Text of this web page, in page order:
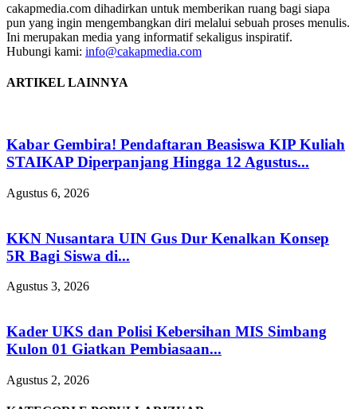
cakapmedia.com dihadirkan untuk memberikan ruang bagi siapa
pun yang ingin mengembangkan diri melalui sebuah proses menulis.
Ini merupakan media yang informatif sekaligus inspiratif.
Hubungi kami: info@cakapmedia.com
ARTIKEL LAINNYA
Kabar Gembira! Pendaftaran Beasiswa KIP Kuliah
STAIKAP Diperpanjang Hingga 12 Agustus...
Agustus 6, 2026
KKN Nusantara UIN Gus Dur Kenalkan Konsep
5R Bagi Siswa di...
Agustus 3, 2026
Kader UKS dan Polisi Kebersihan MIS Simbang
Kulon 01 Giatkan Pembiasaan...
Agustus 2, 2026